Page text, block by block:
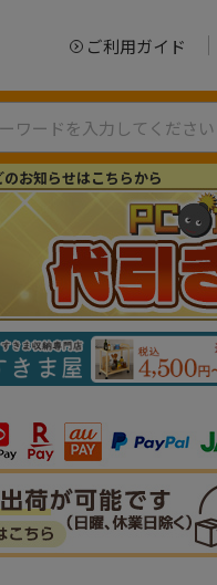
ご利用ガイド
お知らせはこちらから